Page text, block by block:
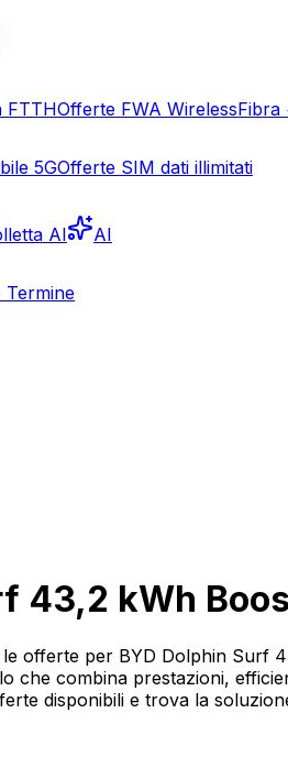
FTTHOfferte FWA WirelessFibra
5GOfferte SIM dati illimitati
AI AI
Termine
43,2 kWh
offerte per BYD Dolphin
che combina prestazioni,
disponibili e trova la